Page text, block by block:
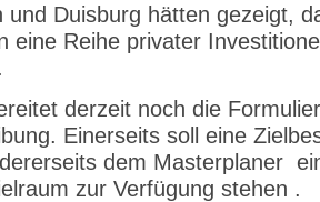
und Duisburg hätten gezeigt,
eine Reihe privater
derzeit noch die
Einerseits soll eine
dem Masterplaner
zur Verfügung stehen .